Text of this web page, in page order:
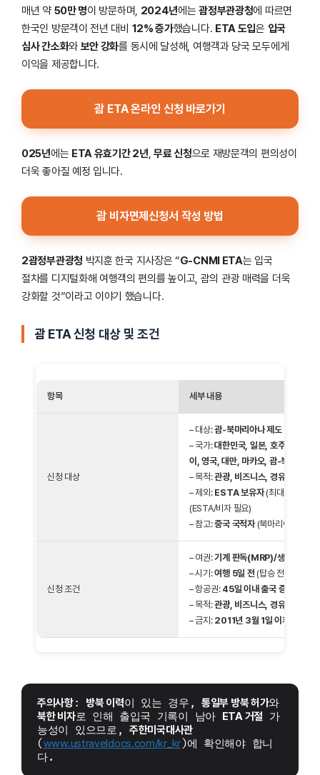
매년 약 50만 명이 방문하며, 2024년에는괌정부관광청에 따르면
한국인 방문객이 전년 대비 12% 증가했습니다. ETA 도입은 입국
심사 간소화와 보안 강화를 동시에 달성해, 여행객과 당국 모두에게
이익을 제공합니다.
괌 ETA 온라인 신청 바로가기
025년에는 ETA 유효기간 2년 ,무료 신청으로 재방문객의 편의성이
더욱 좋아질 예정 입니다.
괌 비자면제신청서 작성 방법
2괌정부관광청 박지훈 한국 지사장은 “G-CNMI ETA는 입국
절차를 디지털화해 여행객의 편의를 높이고, 괌의 관광 매력을 더욱
강화할 것”이라고 이야기 했습니다.
괌 ETA 신청 대상 및 조건
항목 세부 내용
신청 대상
– 대상:괌-북마리아나 제도 비자 면제
– 국가:대한민국, 일본, 호주, 뉴질랜
이, 영국, 대만, 마카오, 괌-북마리아
– 목적:관광, 비즈니스, 경유
– 제외: ESTA 보유자(최대
(ESTA/비자 필요)
– 참고:중국 국적자(북마리아나
신청 조건
– 여권:기계 판독(MRP)/생체 인
– 시기:여행 5일 전 (탑승 전 필수)
– 항공권: 45일 이내 출국 증빙
– 목적:관광, 비즈니스, 경유
– 금지: 2011년 3월 1일 이후 북한 등
주의사항: 방북 이력이 있는 경우, 통일부 방북 허가
북한 비자로 인해 출입국 기록이 남아 ETA 거절 가
능성이 있으므로, 주한미국대사관
(www.ustraveldocs.com/kr_kr)에 확인해야 합니
다.